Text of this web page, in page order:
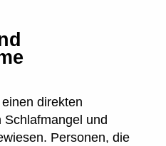
direkten
und
Personen, die